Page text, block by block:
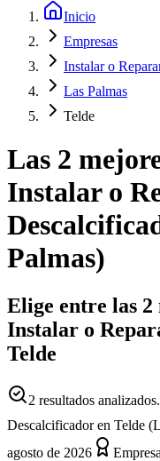
Inicio
Empresas
Instalar o
Las Palmas
Telde
Las 2
Instalar o
Palmas)
Elige entre las 2
Instalar o
Telde
2 resultados analizados.
Descalcificador en Telde
agosto de 2026